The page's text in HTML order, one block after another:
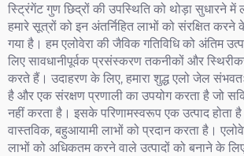
स्ट्रिंगेंट गुण छिद्रों की उपस्थिति को थोड़ा सुधारने
हमारे सूत्रों को इन अंतर्निहित लाभों को संरक्षित करने
गया है। हम एलोवेरा की जैविक गतिविधि को अंतिम
लिए सावधानीपूर्वक प्रसंस्करण तकनीकों और
करते हैं। उदाहरण के लिए, हमारा शुद्ध एलो जेल
है और एक संरक्षण प्रणाली का उपयोग करता है जो
नहीं करता है। इसके परिणामस्वरूप एक उत्पाद होता
वास्तविक, बहुआयामी लाभों को प्रदान करता है।
लाभों को अधिकतम करने वाले उत्पादों को बनाने के